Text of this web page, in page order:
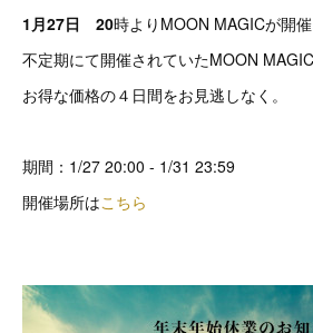
1月27日 20時よりMOON MAGICが開催
不定期にて開催されていたMOON
お得な価格の４日間をお見逃しなく。
期間：1/27 20:00 - 1/31 23:59
開催場所はこちら